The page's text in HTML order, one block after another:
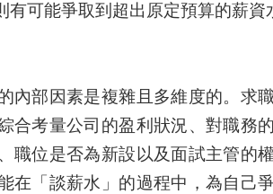
可能爭取到超出原定預算的薪資
內部因素是複雜且多維度的。求
合考量公司的盈利狀況、對職務
職位是否為新設以及面試主管的
在「談薪水」的過程中，為自己